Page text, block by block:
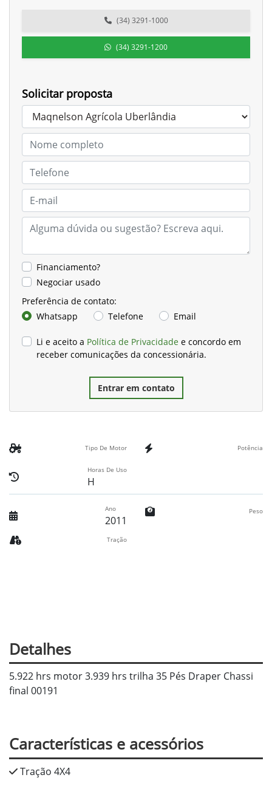
(34) 3291-1000
(34) 3291-1200
Solicitar proposta
Financiamento?
Negociar usado
Preferência de contato:
Whatsapp
Telefone Email
Li e aceito a Política de Privacidade e concordo em
receber comunicações da concessionária.
Entrar em contato
Tipo De Motor Potência
Horas De Uso
H
Ano
2011
Peso
Tração
Detalhes
5.922 hrs motor 3.939 hrs trilha 35 Pés Draper Chassi
final 00191
Características e acessórios
Tração 4X4